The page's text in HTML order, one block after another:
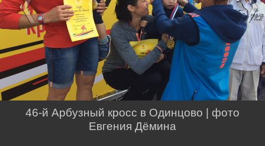
46-й Арбузный кросс в Одинцово | фото
Евгения Дёмина